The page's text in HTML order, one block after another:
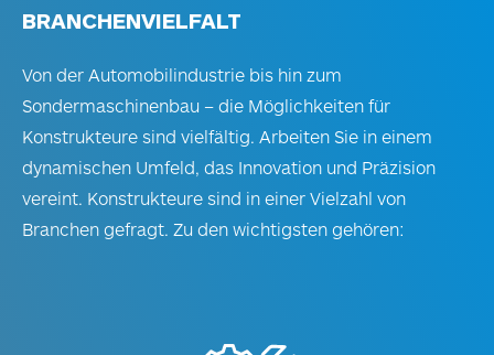
BRANCHENVIELFALT
Von der Automobilindustrie bis hin zum
Sondermaschinenbau – die Möglichkeiten für
Konstrukteure sind vielfältig. Arbeiten Sie in einem
dynamischen Umfeld, das Innovation und Präzision
vereint. Konstrukteure sind in einer Vielzahl von
Branchen gefragt. Zu den wichtigsten gehören: